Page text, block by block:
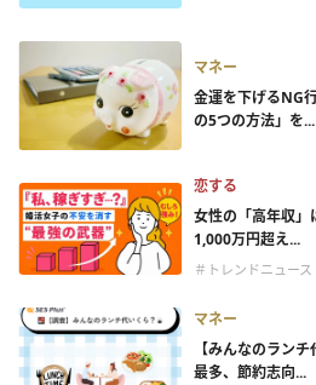
マネー
金運を下げるNG
の5つの方法」を...
恋する
女性の「高年収
1,000万円超え...
＃トレンドニュース
マネー
【みんなのラン
最多、節約志向...